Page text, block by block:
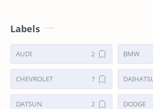
Labels
AUDI BMW
CHEVROLET
DATSUN DODGE